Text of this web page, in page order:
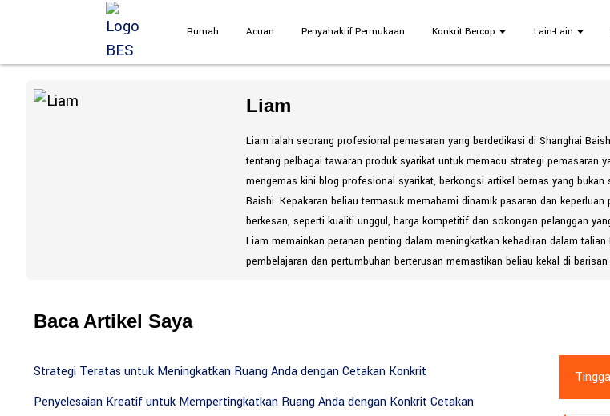
Rumah Acuan Penyahaktif Permukaan Konkrit Bercop Lain-Lain
Liam
Liam ialah seorang profesional pemasaran yang berdedikasi di Shanghai
tentang pelbagai tawaran produk syarikat untuk memacu strategi pemasaran
mengemas kini blog profesional syarikat, berkongsi artikel bernas yang
Baishi. Kepakaran beliau termasuk memahami dinamik pasaran dan
berkesan, seperti kualiti unggul, harga kompetitif dan sokongan pelanggan
Liam memainkan peranan penting dalam meningkatkan kehadiran dalam
pembelajaran dan pertumbuhan berterusan memastikan beliau kekal di
Baca Artikel Saya
Strategi Teratas untuk Meningkatkan Ruang Anda dengan Cetakan Konkrit
Penyelesaian Kreatif untuk Mempertingkatkan Ruang Anda dengan Konkrit Cetakan